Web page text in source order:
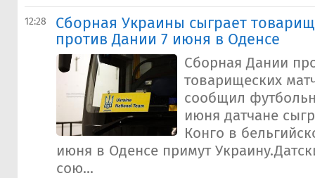
12:28
Сборная Украины сыграет
против Дании 7 июня в Оденсе
Сборная Дании
товарищеских
сообщил
июня датчане
Конго в
июня в Оденсе примут
сою...